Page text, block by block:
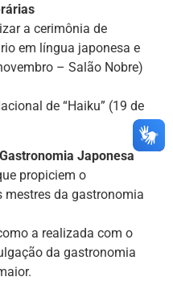
a cerimônia de
em língua japonesa e
– Salão Nobre)
de “Haiku” (19 de
Japonesa
propiciem o
da gastronomia
a realizada com o
da gastronomia